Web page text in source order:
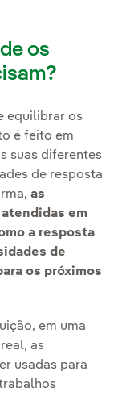
os
equilibrar os
é feito em
suas diferentes
de resposta
as
em
a resposta
de
os próximos
em uma
as
usadas para